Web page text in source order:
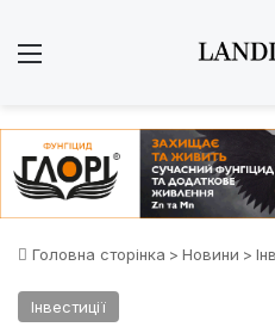
Головна сторінка > Новини >
Інвестиції